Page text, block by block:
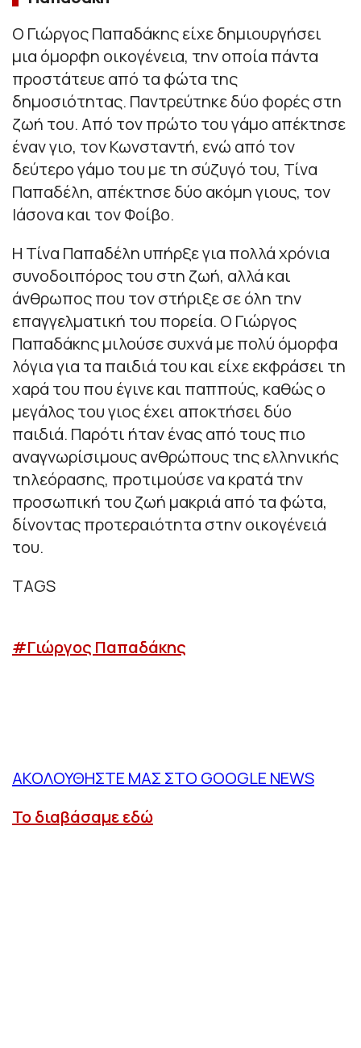
Ο Γιώργος Παπαδάκης είχε δημιουργήσει
μια όμορφη οικογένεια, την οποία πάντα
προστάτευε από τα φώτα της
δημοσιότητας. Παντρεύτηκε δύο φορές στη
ζωή του. Από τον πρώτο του γάμο απέκτησε
έναν γιο, τον Κωνσταντή, ενώ από τον
δεύτερο γάμο του με τη σύζυγό του, Τίνα
Παπαδέλη, απέκτησε δύο ακόμη γιους, τον
Ιάσονα και τον Φοίβο.
Η Τίνα Παπαδέλη υπήρξε για πολλά χρόνια
συνοδοιπόρος του στη ζωή, αλλά και
άνθρωπος που τον στήριξε σε όλη την
επαγγελματική του πορεία. Ο Γιώργος
Παπαδάκης μιλούσε συχνά με πολύ όμορφα
λόγια για τα παιδιά του και είχε εκφράσει τη
χαρά του που έγινε και παππούς, καθώς ο
μεγάλος του γιος έχει αποκτήσει δύο
παιδιά. Παρότι ήταν ένας από τους πιο
αναγνωρίσιμους ανθρώπους της ελληνικής
τηλεόρασης, προτιμούσε να κρατά την
προσωπική του ζωή μακριά από τα φώτα,
δίνοντας προτεραιότητα στην οικογένειά
του.
TAGS
#Γιώργος Παπαδάκης
ΑΚΟΛΟΥΘΗΣΤΕ ΜΑΣ ΣΤΟ GOOGLE NEWS
Το διαβάσαμε εδώ